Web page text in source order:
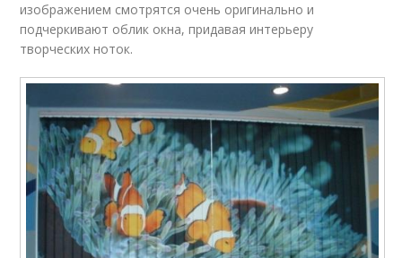
изображением смотрятся очень оригинально и
подчеркивают облик окна, придавая интерьеру
творческих ноток.